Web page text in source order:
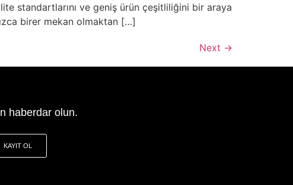
standartlarını ve geniş ürün çeşitliliğini bir araya
birer mekan olmaktan […]
Next →
haberdar olun.
KAYIT OL